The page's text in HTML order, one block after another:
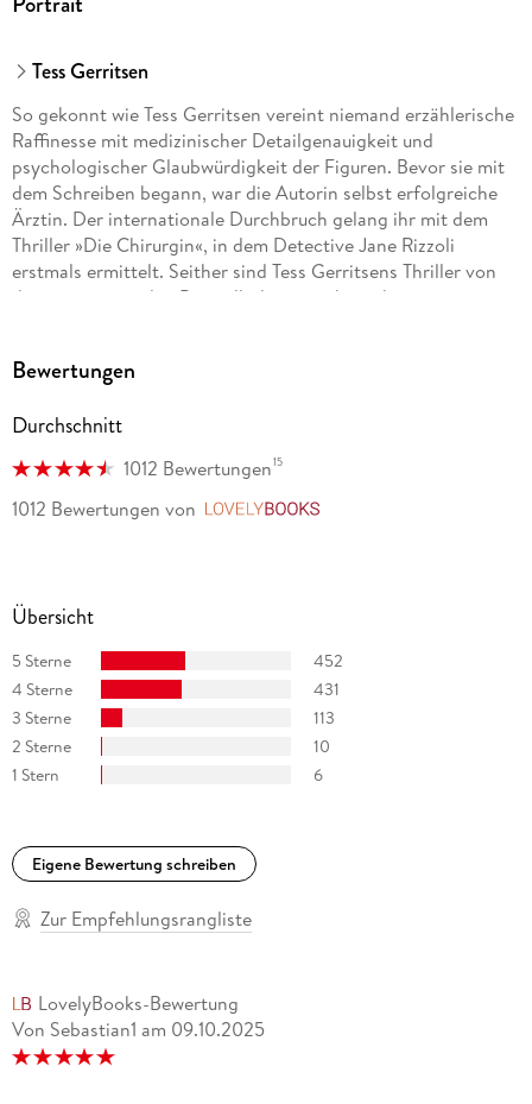
Tess Gerritsen
So gekonnt wie Tess Gerritsen vereint niemand erzählerische
Raffinesse mit medizinischer Detailgenauigkeit und
psychologischer Glaubwürdigkeit der Figuren. Bevor sie mit
dem Schreiben begann, war die Autorin selbst erfolgreiche
Ärztin. Der internationale Durchbruch gelang ihr mit dem
Thriller »Die Chirurgin«, in dem Detective Jane Rizzoli
erstmals ermittelt. Seither sind Tess Gerritsens Thriller von
den internationalen Bestsellerlisten nicht mehr
Bewertungen
Durchschnitt
1012 Bewertungen15
1012 Bewertungen von
Übersicht
5 Sterne
452
4 Sterne
431
3 Sterne
113
2 Sterne
10
1 Stern
6
Eigene Bewertung schreiben
Zur Empfehlungsrangliste
LovelyBooks-Bewertung
Von Sebastian1 am 09.10.2025